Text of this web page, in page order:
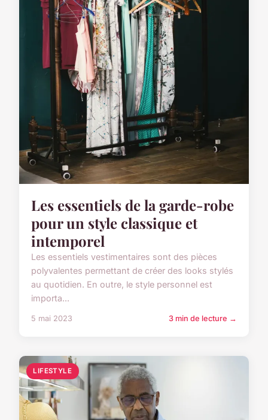
Les essentiels de la garde-robe
pour un style classique et
intemporel
Les essentiels vestimentaires sont des pièces
polyvalentes permettant de créer des looks stylés
au quotidien. En outre, le style personnel est
importa...
5 mai 2023 3 min de lecture →
LIFESTYLE